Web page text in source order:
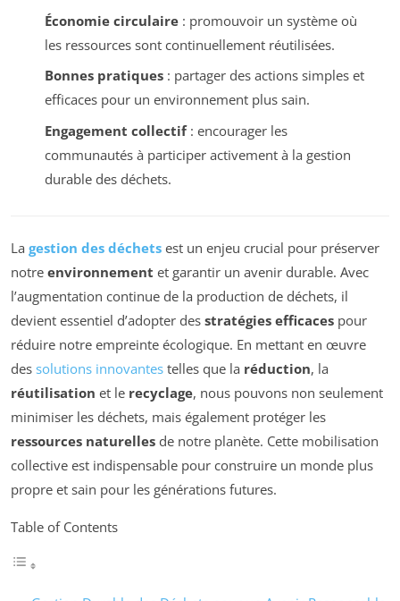
Économie circulaire: promouvoir un système où
les ressources sont continuellement réutilisées.
Bonnes pratiques: partager des actions simples et
efficaces pour un environnement plus sain.
Engagement collectif: encourager les
communautés à participer activement à la gestion
durable des déchets.
La gestion des déchets est un enjeu crucial pour préserver
notre environnement et garantir un avenir durable. Avec
l’augmentation continue de la production de déchets, il
devient essentiel d’adopter des stratégies efficaces pour
réduire notre empreinte écologique. En mettant en œuvre
des solutions innovantes telles que la réduction, la
réutilisation et le recyclage, nous pouvons non seulement
minimiser les déchets, mais également protéger les
ressources naturelles de notre planète. Cette mobilisation
collective est indispensable pour construire un monde plus
propre et sain pour les générations futures.
Table of Contents